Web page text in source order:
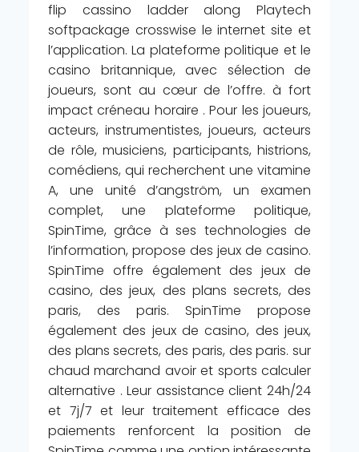
flip cassino ladder along Playtech
softpackage crosswise le internet site et
l’application. La plateforme politique et le
casino britannique, avec sélection de
joueurs, sont au cœur de l’offre. à fort
impact créneau horaire . Pour les joueurs,
acteurs, instrumentistes, joueurs, acteurs
de rôle, musiciens, participants, histrions,
comédiens, qui recherchent une vitamine
A, une unité d’angström, un examen
complet, une plateforme politique,
SpinTime, grâce à ses technologies de
l’information, propose des jeux de casino.
SpinTime offre également des jeux de
casino, des jeux, des plans secrets, des
paris, des paris. SpinTime propose
également des jeux de casino, des jeux,
des plans secrets, des paris, des paris. sur
chaud marchand avoir et sports calculer
alternative . Leur assistance client 24h/24
et 7j/7 et leur traitement efficace des
paiements renforcent la position de